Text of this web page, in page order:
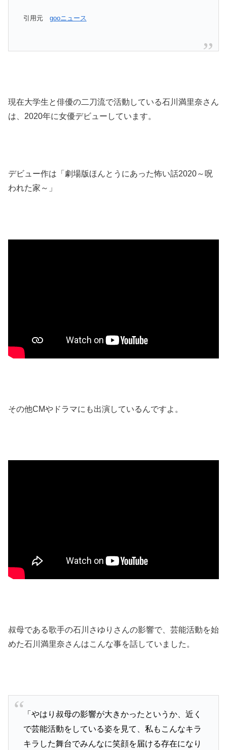
引用元 gooニュース
現在大学生と俳優の二刀流で活動している石川満里奈さん
は、2020年に女優デビューしています。
デビュー作は「劇場版ほんとうにあった怖い話2020～呪
われた家～」
その他CMやドラマにも出演しているんですよ。
叔母である歌手の石川さゆりさんの影響で、芸能活動を始
めた石川満里奈さんはこんな事を話していました。
「やはり叔母の影響が大きかったというか、近く
で芸能活動をしている姿を見て、私もこんなキラ
キラした舞台でみんなに笑顔を届ける存在になり